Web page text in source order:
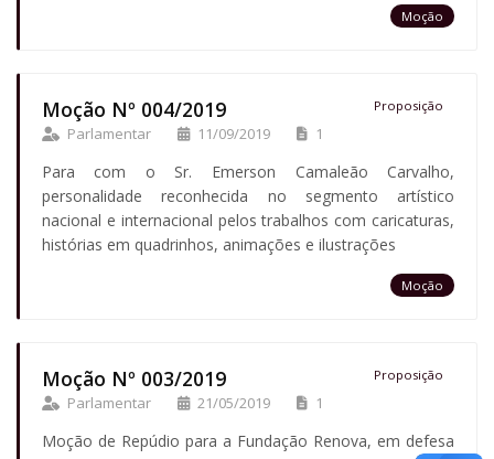
Moção
Moção Nº 004/2019 Proposição
Parlamentar 11/09/2019 1
Para com o Sr. Emerson Camaleão Carvalho,
personalidade reconhecida no segmento artístico
nacional e internacional pelos trabalhos com caricaturas,
histórias em quadrinhos, animações e ilustrações
Moção
Moção Nº 003/2019 Proposição
Parlamentar 21/05/2019 1
Moção de Repúdio para a Fundação Renova, em defesa